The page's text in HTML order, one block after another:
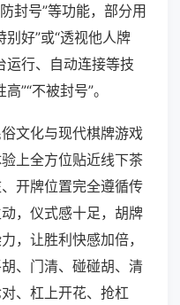
封号”等功能，部分用
好”或“透视他人牌
运行、自动连接等技
”“不被封号”。
文化与现代棋牌游戏
上全方位贴近线下茶
开牌位置完全遵循传
，仪式感十足，胡牌
，让胜利快感加倍，
、门清、碰碰胡、清
、杠上开花、抢杠